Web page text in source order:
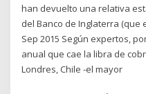
han devuelto una relativa
del Banco de Inglaterra
Sep 2015 Según expertos,
anual que cae la libra de
Londres, Chile -el mayor